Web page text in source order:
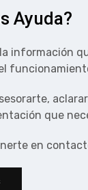
Ayuda?
información
que
en